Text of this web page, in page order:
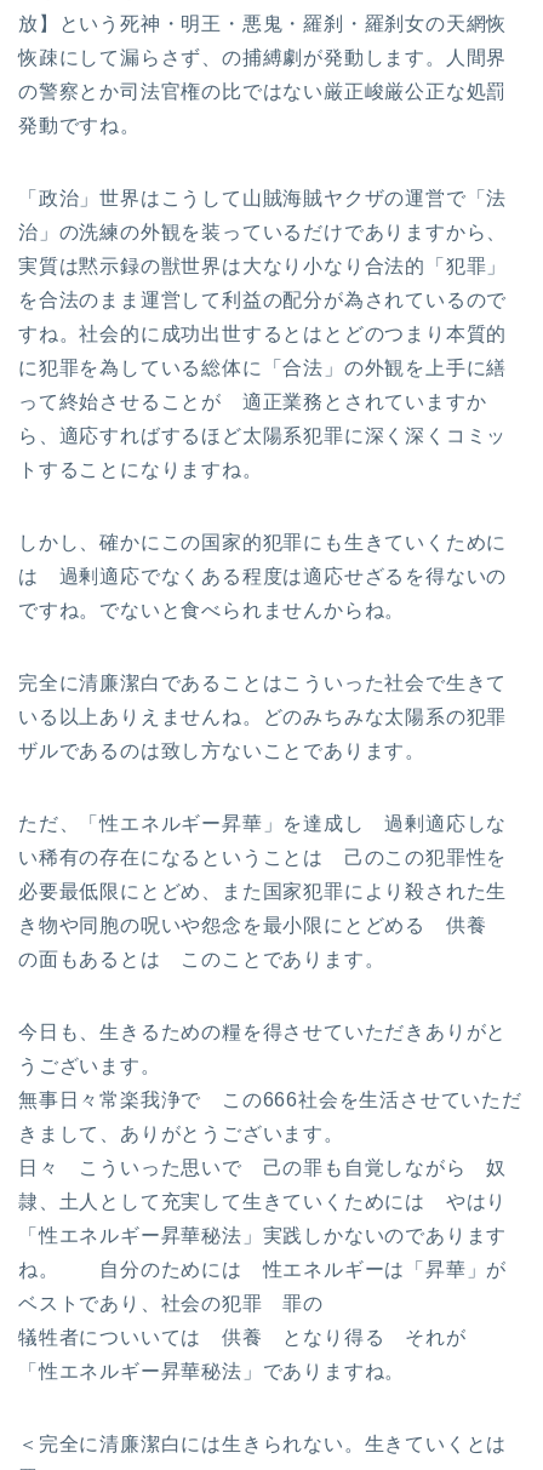
放】という死神・明王・悪鬼・羅刹・羅刹女の天網恢
恢疎にして漏らさず、の捕縛劇が発動します。人間界
の警察とか司法官権の比ではない厳正峻厳公正な処罰
発動ですね。
「政治」世界はこうして山賊海賊ヤクザの運営で「法
治」の洗練の外観を装っているだけでありますから、
実質は黙示録の獣世界は大なり小なり合法的「犯罪」
を合法のまま運営して利益の配分が為されているので
すね。社会的に成功出世するとはとどのつまり本質的
に犯罪を為している総体に「合法」の外観を上手に繕
って終始させることが 適正業務とされていますか
ら、適応すればするほど太陽系犯罪に深く深くコミッ
トすることになりますね。
しかし、確かにこの国家的犯罪にも生きていくために
は 過剰適応でなくある程度は適応せざるを得ないの
ですね。でないと食べられませんからね。
完全に清廉潔白であることはこういった社会で生きて
いる以上ありえませんね。どのみちみな太陽系の犯罪
ザルであるのは致し方ないことであります。
ただ、「性エネルギー昇華」を達成し 過剰適応しな
い稀有の存在になるということは 己のこの犯罪性を
必要最低限にとどめ、また国家犯罪により殺された生
き物や同胞の呪いや怨念を最小限にとどめる 供養
の面もあるとは このことであります。
今日も、生きるための糧を得させていただきありがと
うございます。
無事日々常楽我浄で この666社会を生活させていただ
きまして、ありがとうございます。
日々 こういった思いで 己の罪も自覚しながら 奴
隷、土人として充実して生きていくためには やはり
「性エネルギー昇華秘法」実践しかないのであります
ね。 自分のためには 性エネルギーは「昇華」が
ベストであり、社会の犯罪 罪の
犠牲者についいては 供養 となり得る それが
「性エネルギー昇華秘法」でありますね。
＜完全に清廉潔白には生きられない。生きていくとは